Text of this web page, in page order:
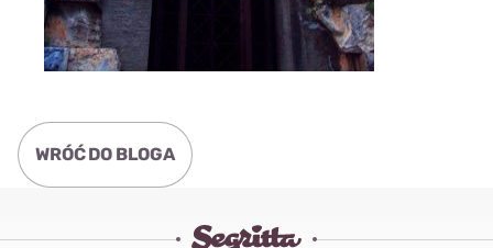
WRÓĆ DO BLOGA